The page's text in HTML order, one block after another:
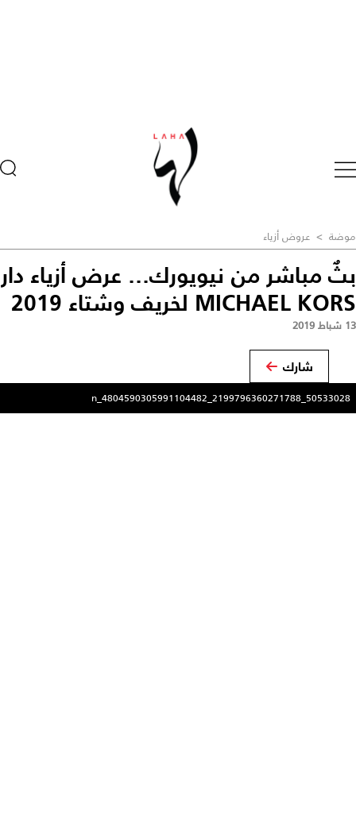
موضة > عروض أزياء
بثٌ مباشر من نيويورك... عرض أزياء دار
MICHAEL KORS لخريف وشتاء 2019
13 شباط 2019
شارك
50533028_2199796360271788_4804590305991104482_n